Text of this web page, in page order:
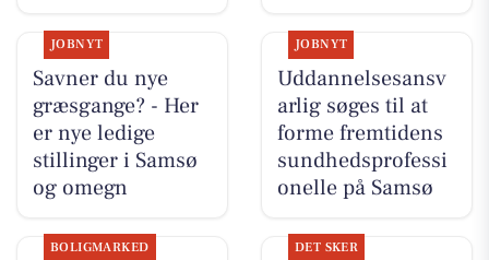
JOBNYT
Savner du nye
græsgange? - Her
er nye ledige
stillinger i Samsø
og omegn
JOBNYT
Uddannelsesansv
arlig søges til at
forme fremtidens
sundhedsprofessi
onelle på Samsø
BOLIGMARKED DET SKER